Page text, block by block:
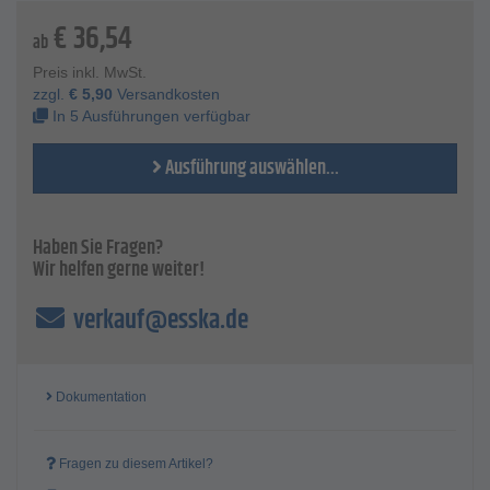
ab €36,54
Preis inkl. MwSt.
zzgl. € 5,90 Versandkosten
In 5 Ausführungen verfügbar
Ausführung auswählen...
Haben Sie Fragen?
Wir helfen gerne weiter!
verkauf@esska.de
Dokumentation
Fragen zu diesem Artikel?